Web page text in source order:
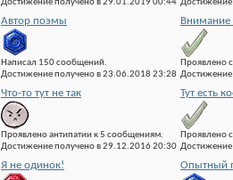
Достижение получено в 29.01.2019 00:44
Автор поэмы
Написал 150 сообщений.
Достижение получено в 23.06.2018 23:28
Внимание
Проявлено
Что-то тут не так
Проявлено антипатии к 5 сообщениям.
Достижение получено в 29.12.2016 20:30
Тут есть
Проявлено
Я не одинок! Опытный